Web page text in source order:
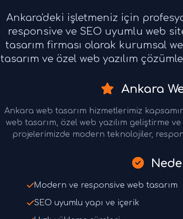
Ankara'deki işletmeniz için
responsive ve SEO uyumlu web
tasarım firması olarak kurumsal
tasarım ve özel web yazılım
Ankara
Ankara web tasarım hizmetlerimiz
web tasarım, özel web yazılım geliştirme
projelerimizde modern teknolojiler,
Modern ve responsive web tasarım
SEO uyumlu yapı ve içerik